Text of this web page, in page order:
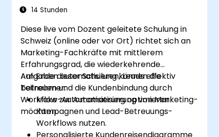
14 Stunden
Diese live vom Dozent geleitete Schulung in
Schweiz (online oder vor Ort) richtet sich an
Marketing-Fachkräfte mit mittlerem
Erfahrungsgrad, die wiederkehrende
Aufgaben automatisieren, Leads effektiv
betreuen und die Kundenbindung durch
Workflow-Automatisierung optimieren
möchten.
Am Ende dieser Schulung können die
Teilnehmer:
Make zur Automatisierung von Marketing-
Kampagnen und Lead-Betreuungs-
Workflows nutzen.
Personalisierte Kundenreisendiagramme